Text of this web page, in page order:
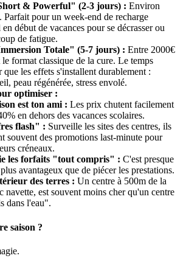
& Powerful" (2-3 jours) : Environ
Parfait pour un week-end de recharge
début de vacances pour se décrasser ou
de fatigue.
Totale" (5-7 jours) : Entre 2000€
format classique de la cure. Le temps
que les effets s'installent durablement :
peau régénérée, stress envolé.
optimiser :
est ton ami : Les prix chutent facilement
en dehors des vacances scolaires.
flash" : Surveille les sites des centres, ils
souvent des promotions last-minute pour
créneaux.
les forfaits "tout compris" : C'est presque
avantageux que de piécer les prestations.
des terres : Un centre à 500m de la
navette, est souvent moins cher qu'un centre
dans l'eau".
saison ?